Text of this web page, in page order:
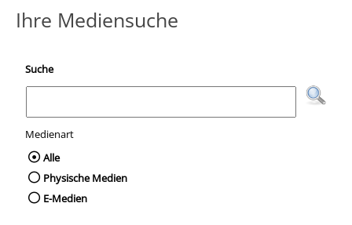
Ihre Mediensuche
Suche
Medienart
Wählen Sie die Medienart nach der Sie
Alle
Physische Medien
E-Medien